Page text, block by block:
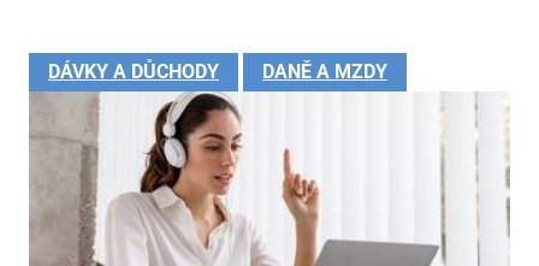
DÁVKY A DŮCHODY DANĚ A MZDY